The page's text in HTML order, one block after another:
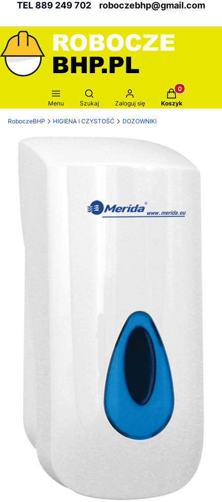
TEL 889 249 702 roboczebhp@gmail.com
Menu
Otwórz wyszukiwarkę
Szukaj Zaloguj się
Produkty w
Koszyk
RoboczeBHP HIGIENA I CZYSTOŚĆ DOZOWNIKI